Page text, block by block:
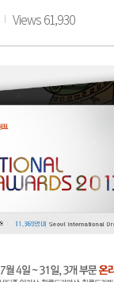
Views 61,930